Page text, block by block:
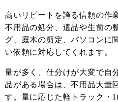
高いリピートを誇る信頼の作
不用品の処分、遺品や生前の
グ、庭木の剪定、パソコンに
い依頼に対応してくれます。
量が多く、仕分けが大変で自
品がある場合は、不用品大量
す。量に応じた軽トラック・